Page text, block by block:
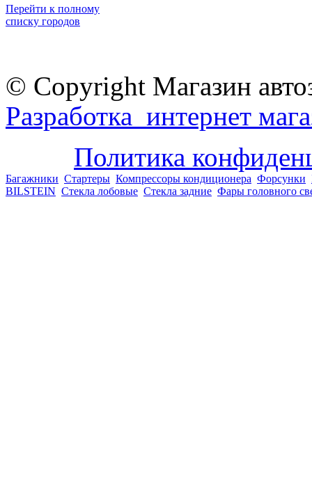
Перейти к полному
списку городов
© Copyright Магазин
Разработка интернет
Политика
Багажники Стартеры Компрессоры кондиционера Форсунки
BILSTEIN Стекла лобовые Стекла задние Фары головного